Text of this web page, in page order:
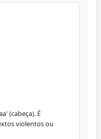
(cabeça). É
violentos ou